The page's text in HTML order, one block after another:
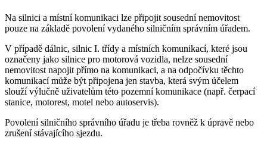
Na silnici a místní komunikaci lze připojit sousední nemovitost
pouze na základě povolení vydaného silničním správním úřadem.
V případě dálnic, silnic I. třídy a místních komunikací, které jsou
označeny jako silnice pro motorová vozidla, nelze sousední
nemovitost napojit přímo na komunikaci, a na odpočívku těchto
komunikací může být připojena jen stavba, která svým účelem
slouží výlučně uživatelům této pozemní komunikace (např. čerpací
stanice, motorest, motel nebo autoservis).
Povolení silničního správního úřadu je třeba rovněž k úpravě nebo
zrušení stávajícího sjezdu.